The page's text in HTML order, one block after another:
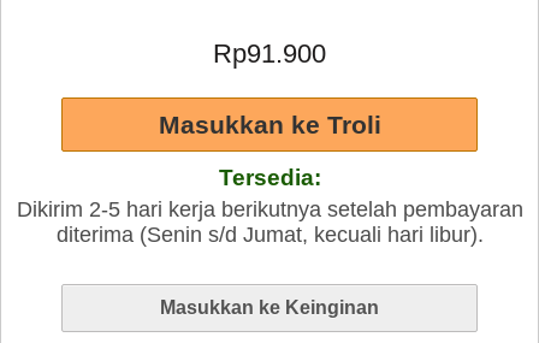
Rp91.900
Tersedia:
Dikirim 2-5 hari kerja berikutnya setelah pembayaran
diterima (Senin s/d Jumat, kecuali hari libur).